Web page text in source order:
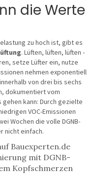
die Werte
zu hoch ist, gibt es
. Lüften, lüften, lüften -
setze Lüfter ein, nutze
nehmen exponentiell
von drei bis sechs
dokumentiert vom
kann: Durch gezielte
VOC-Emissionen
Wochen die volle DGNB-
nicht einfach.
Bauexperten.de
mit DGNB-
Kopfschmerzen